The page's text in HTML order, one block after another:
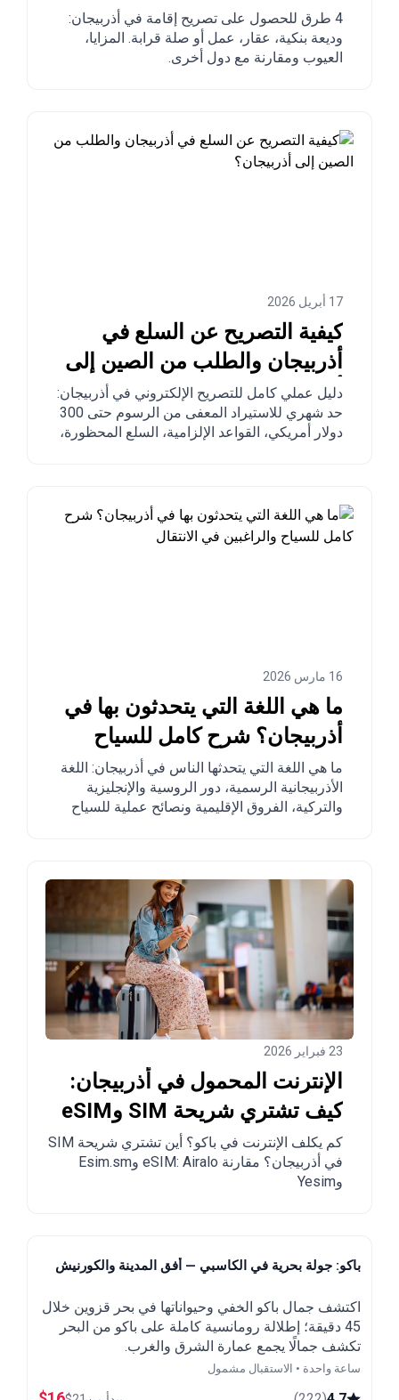
4 طرق للحصول على تصريح إقامة في أذربيجان:
وديعة بنكية، عقار، عمل أو صلة قرابة. المزايا،
العيوب ومقارنة مع دول أخرى.
17 أبريل 2026
كيفية التصريح عن السلع في
أذربيجان والطلب من الصين إلى
أذربيجان؟
دليل عملي كامل للتصريح الإلكتروني في أذربيجان:
حد شهري للاستيراد المعفى من الرسوم حتى 300
دولار أمريكي، القواعد الإلزامية، السلع المحظورة،
16 مارس 2026
ما هي اللغة التي يتحدثون بها في
أذربيجان؟ شرح كامل للسياح
والراغبين في الانتقال
ما هي اللغة التي يتحدثها الناس في أذربيجان: اللغة
الأذربيجانية الرسمية، دور الروسية والإنجليزية
والتركية، الفروق الإقليمية ونصائح عملية للسياح
23 فبراير 2026
الإنترنت المحمول في أذربيجان:
كيف تشتري شريحة SIM وeSIM
في باكو
كم يكلف الإنترنت في باكو؟ أين تشتري شريحة SIM
في أذربيجان؟ مقارنة eSIM: Airalo وEsim.sm
وYesim
باكو: جولة بحرية في الكاسبي — أفق المدينة والكورنيش
اكتشف جمال باكو الخفي وحيواناتها في بحر قزوين خلال
45 دقيقة؛ إطلالة رومانسية كاملة على باكو من البحر
تكشف جمالًا يجمع عمارة الشرق والغرب.
ساعة واحدة • الاستقبال مشمول